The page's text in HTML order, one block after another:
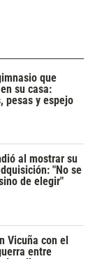
que
su casa:
pesas y espejo
al mostrar su
"No se
de elegir"
Vicuña con el
entre